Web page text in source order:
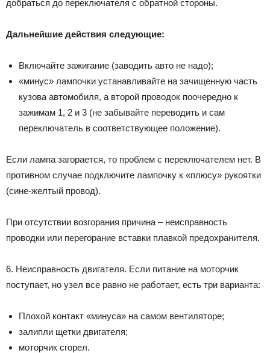
добраться до переключателя с обратной стороны.
Дальнейшие действия следующие:
Включайте зажигание (заводить авто не надо);
«минус» лампочки устанавливайте на зачищенную часть
кузова автомобиля, а второй проводок поочередно к
зажимам 1, 2 и 3 (не забывайте переводить и сам
переключатель в соответствующее положение).
Если лампа загорается, то проблем с переключателем нет. В
противном случае подключите лампочку к «плюсу» рукоятки
(сине-желтый провод).
При отсутствии возгорания причина – неисправность
проводки или перегорание вставки плавкой предохранителя.
6. Неисправность двигателя. Если питание на моторчик
поступает, но узел все равно не работает, есть три варианта:
Плохой контакт «минуса» на самом вентиляторе;
залипли щетки двигателя;
моторчик сгорел.